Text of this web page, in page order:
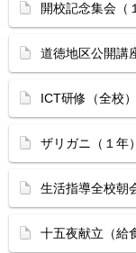
開校記念集会（
道徳地区公開講
ICT研修（全校）
ザリガニ（１年）
生活指導全校朝
十五夜献立（給